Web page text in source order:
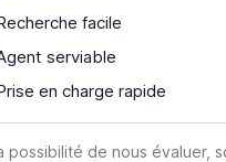
facile
serviable
en charge rapide
possibilité de nous évaluer,